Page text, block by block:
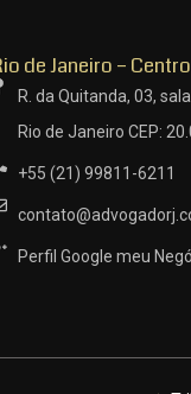
de Janeiro – Centro
R. da Quitanda, 03,
Rio de Janeiro CEP:
+55 (21) 99811-6211
Perfil Google meu